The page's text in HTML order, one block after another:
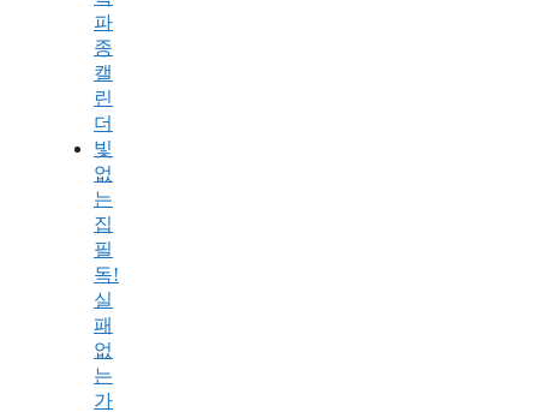
파
종
캘
린
더
빛
없
는
집
필
독!
실
패
없
는
가